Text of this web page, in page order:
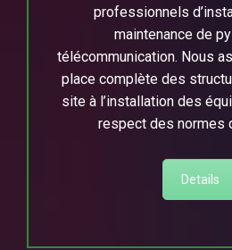
professionnels
maintenance de
télécommunication. Nous
place complète des
site à l’installation des
respect des normes
Details